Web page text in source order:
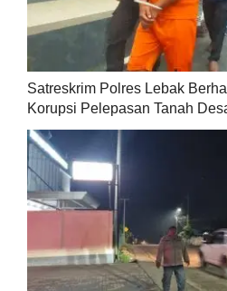
Satreskrim Polres Lebak
Korupsi Pelepasan Tanah